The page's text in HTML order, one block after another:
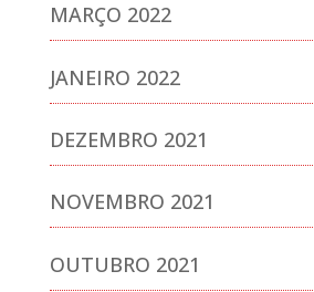
MARÇO 2022
JANEIRO 2022
DEZEMBRO 2021
NOVEMBRO 2021
OUTUBRO 2021